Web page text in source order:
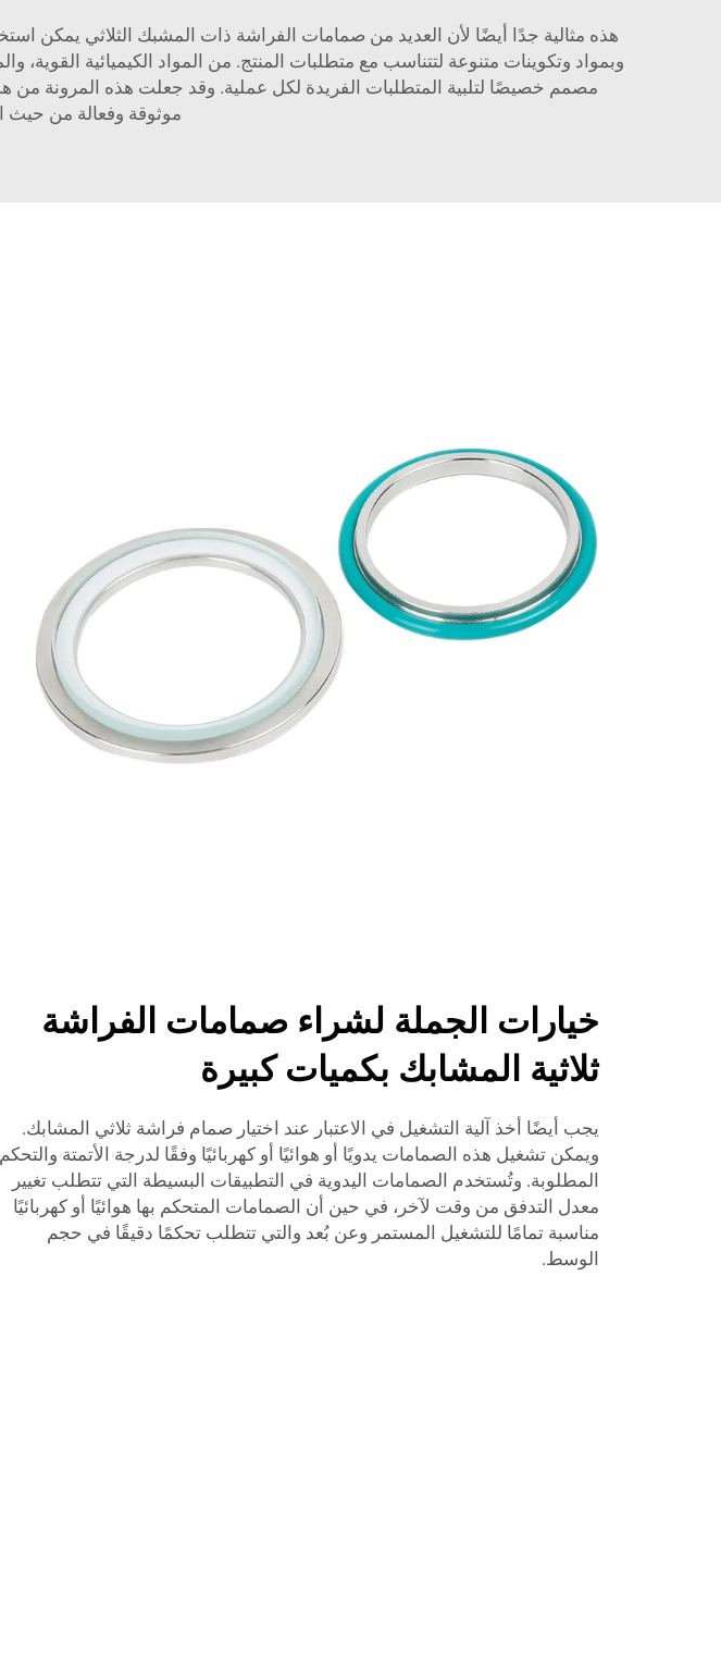
هذه مثالية جدًا أيضًا لأن العديد من صمامات الفراشة ذات المشبك الثلاثي يمكن
وبمواد وتكوينات متنوعة لتتناسب مع متطلبات المنتج. من المواد الكيميائية
مصمم خصيصًا لتلبية المتطلبات الفريدة لكل عملية. وقد جعلت هذه المرونة
موثوقة وفعالة من حيث
خيارات الجملة لشراء صمامات الفراشة
ثلاثية المشابك بكميات كبيرة
يجب أيضًا أخذ آلية التشغيل في الاعتبار عند اختيار صمام فراشة ثلاثي المشابك.
ويمكن تشغيل هذه الصمامات يدويًا أو هوائيًا أو كهربائيًا وفقًا لدرجة الأتمتة والتحكم
المطلوبة. وتُستخدم الصمامات اليدوية في التطبيقات البسيطة التي تتطلب تغيير
معدل التدفق من وقت لآخر، في حين أن الصمامات المتحكم بها هوائيًا أو كهربائيًا
مناسبة تمامًا للتشغيل المستمر وعن بُعد والتي تتطلب تحكمًا دقيقًا في حجم
الوسط.